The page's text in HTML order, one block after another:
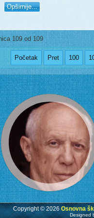
Opširnije...
109 od 109
Početak Pret 100
Copyright © 2026 Osnovna
Designed